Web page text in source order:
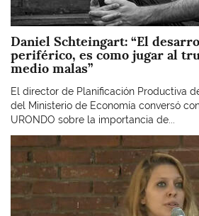
Daniel Schteingart: “El
periférico, es como jugar al
medio malas”
El director de Planificación Productiva
del Ministerio de Economía conversó
URONDO sobre la importancia de...